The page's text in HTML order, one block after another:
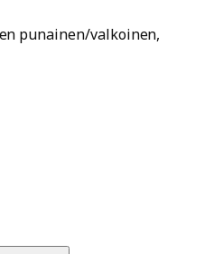
punainen/valkoinen,
yhteensä: 9